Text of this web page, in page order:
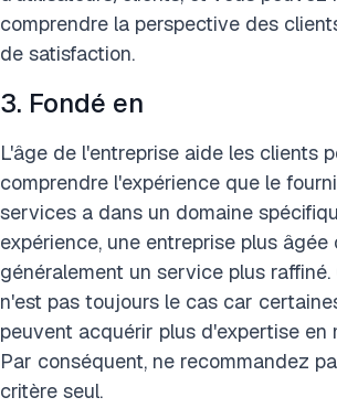
comprendre la perspective des
de satisfaction.
3. Fondé en
L'âge de l'entreprise aide les clients
comprendre l'expérience que le
services a dans un domaine
expérience, une entreprise plus âgée
généralement un service plus
n'est pas toujours le cas car
peuvent acquérir plus d'expertise en
Par conséquent, ne recommandez
critère seul.